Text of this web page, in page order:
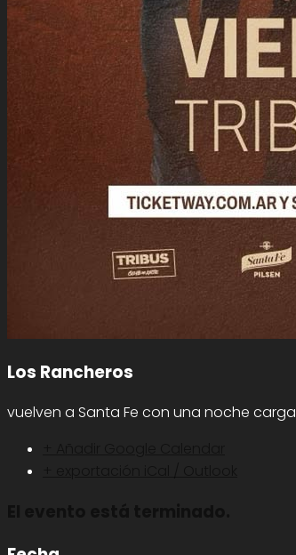
Los Rancheros
vuelven a Santa Fe con una noche